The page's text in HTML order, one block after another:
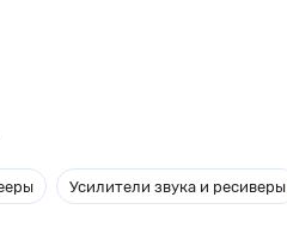
Усилители звука и ресиверы